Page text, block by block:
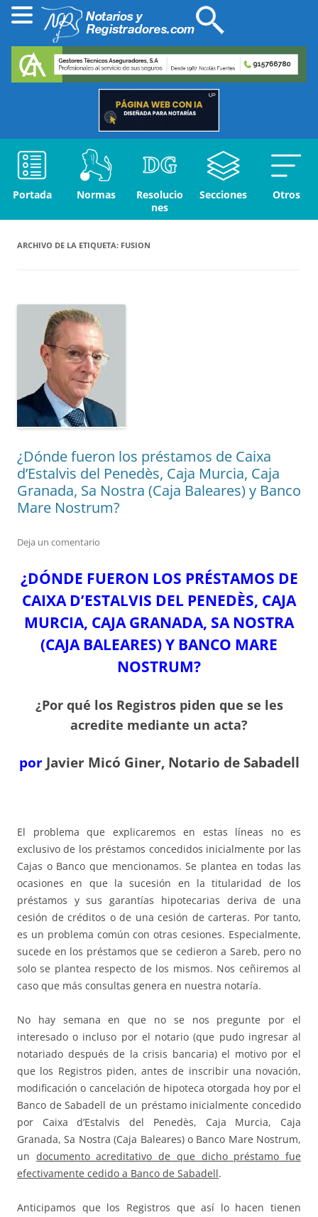
Portada Normas
Resolucio
nes
Secciones Otros
ARCHIVO DE LA ETIQUETA: FUSION
¿Dónde fueron los préstamos de Caixa
d’Estalvis del Penedès, Caja Murcia, Caja
Granada, Sa Nostra (Caja Baleares) y Banco
Mare Nostrum?
Deja un comentario
¿DÓNDE FUERON LOS PRÉSTAMOS DE
CAIXA D’ESTALVIS DEL PENEDÈS, CAJA
MURCIA, CAJA GRANADA, SA NOSTRA
(CAJA BALEARES) Y BANCO MARE
NOSTRUM?
¿Por qué los Registros piden que se les
acredite mediante un acta?
por Javier Micó Giner, Notario de Sabadell
El problema que explicaremos en estas líneas no es
exclusivo de los préstamos concedidos inicialmente por las
Cajas o Banco que mencionamos. Se plantea en todas las
ocasiones en que la sucesión en la titularidad de los
préstamos y sus garantías hipotecarias deriva de una
cesión de créditos o de una cesión de carteras. Por tanto,
es un problema común con otras cesiones. Especialmente,
sucede en los préstamos que se cedieron a Sareb, pero no
solo se plantea respecto de los mismos. Nos ceñiremos al
caso que más consultas genera en nuestra notaría.
No hay semana en que no se nos pregunte por el
interesado o incluso por el notario (que pudo ingresar al
notariado después de la crisis bancaria) el motivo por el
que los Registros piden, antes de inscribir una novación,
modificación o cancelación de hipoteca otorgada hoy por el
Banco de Sabadell de un préstamo inicialmente concedido
por Caixa d’Estalvis del Penedès, Caja Murcia, Caja
Granada, Sa Nostra (Caja Baleares) o Banco Mare Nostrum,
un documento acreditativo de que dicho préstamo fue
efectivamente cedido a Banco de Sabadell.
Anticipamos que los Registros que así lo hacen tienen